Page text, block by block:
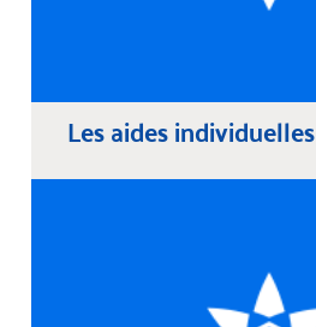
Les aides individuelles